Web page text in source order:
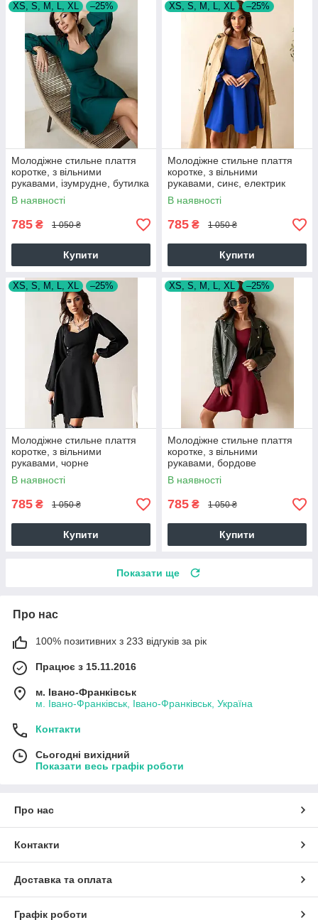
XS, S, M, L, XL –25%
Молодіжне стильне плаття
коротке, з вільними
рукавами, ізумрудне, бутилка
В наявності
785 ₴ 1 050 ₴
Купити
XS, S, M, L, XL –25%
Молодіжне стильне плаття
коротке, з вільними
рукавами, синє, електрик
В наявності
785 ₴ 1 050 ₴
Купити
XS, S, M, L, XL –25%
Молодіжне стильне плаття
коротке, з вільними
рукавами, чорне
В наявності
785 ₴ 1 050 ₴
Купити
XS, S, M, L, XL –25%
Молодіжне стильне плаття
коротке, з вільними
рукавами, бордове
В наявності
785 ₴ 1 050 ₴
Купити
Показати ще
Про нас
100% позитивних з 233 відгуків за рік
Працює з 15.11.2016
м. Івано-Франківськ
м. Івано-Франківськ, Івано-Франківськ, Україна
Контакти
Сьогодні вихідний
Показати весь графік роботи
Про нас
Контакти
Доставка та оплата
Графік роботи